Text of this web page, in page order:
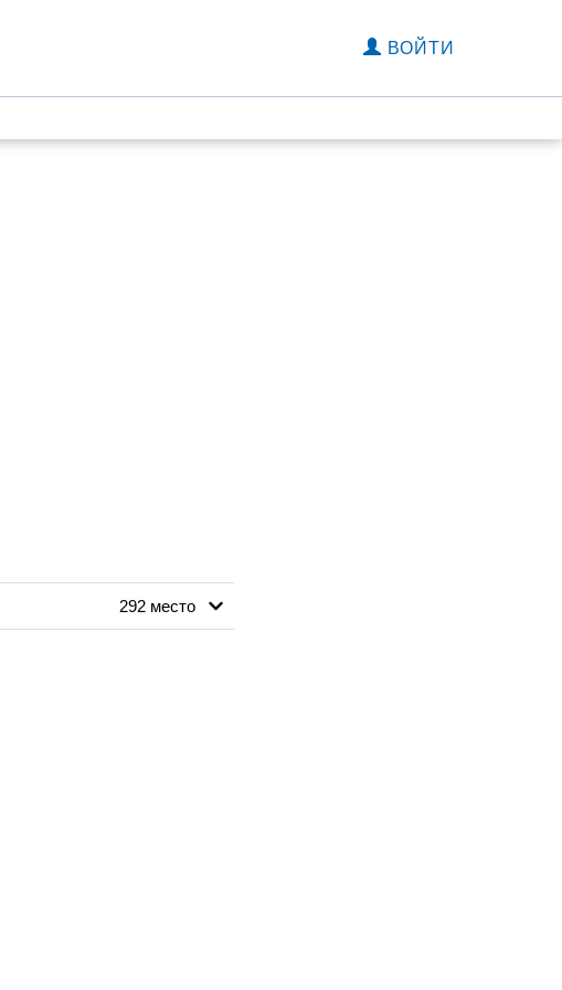
ВОЙТИ
292 место